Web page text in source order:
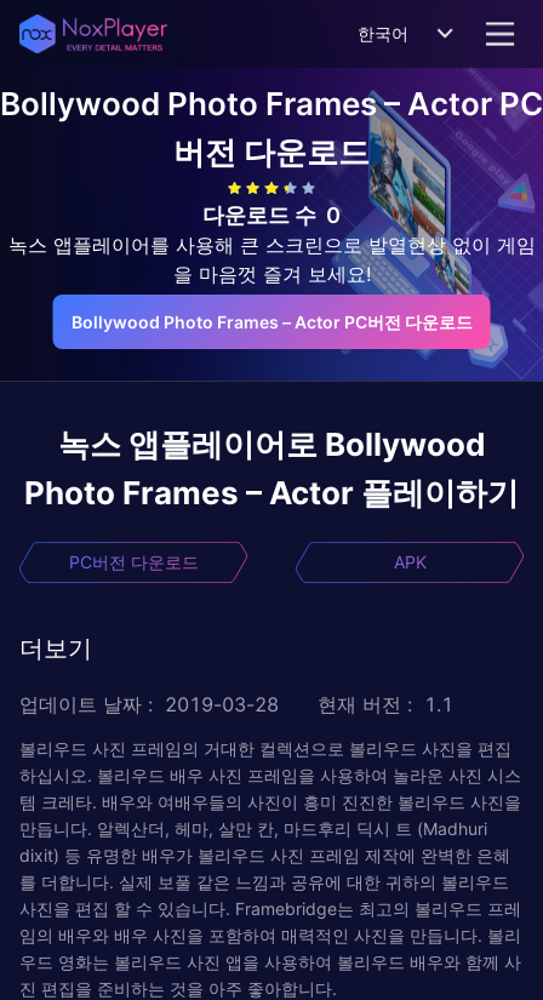
한국어
Bollywood Photo Frames – ActorPC
버전 다운로드
다운로드 수 0
녹스 앱플레이어를 사용해 큰 스크린으로 발열현상 없이 게임
을 마음껏 즐겨 보세요!
Bollywood Photo Frames – Actor PC버전 다운로드
녹스 앱플레이어로 Bollywood
Photo Frames – Actor 플레이하기
PC버전 다운로드 APK
더보기
업데이트 날짜 : 2019-03-28 현재 버전 : 1.1
볼리우드 사진 프레임의 거대한 컬렉션으로 볼리우드 사진을 편집
하십시오. 볼리우드 배우 사진 프레임을 사용하여 놀라운 사진 시스
템 크레타. 배우와 여배우들의 사진이 흥미 진진한 볼리우드 사진을
만듭니다. 알렉산더, 헤마, 살만 칸, 마드후리 딕시 트 (Madhuri
dixit) 등 유명한 배우가 볼리우드 사진 프레임 제작에 완벽한 은혜
를 더합니다. 실제 보풀 같은 느낌과 공유에 대한 귀하의 볼리우드
사진을 편집 할 수 있습니다. Framebridge는 최고의 볼리우드 프레
임의 배우와 배우 사진을 포함하여 매력적인 사진을 만듭니다. 볼리
우드 영화는 볼리우드 사진 앱을 사용하여 볼리우드 배우와 함께 사
진 편집을 준비하는 것을 아주 좋아합니다.